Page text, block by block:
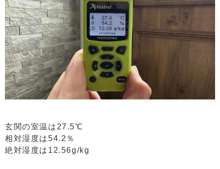
玄関の室温は27.5℃
相対湿度は54.2％
絶対湿度は12.56g/kg